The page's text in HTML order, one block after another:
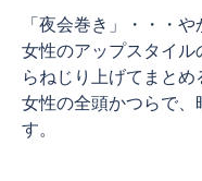
「夜会巻き」・・・や
女性のアップスタイ
らねじり上げてまとめ
女性の全頭かつらで
す。